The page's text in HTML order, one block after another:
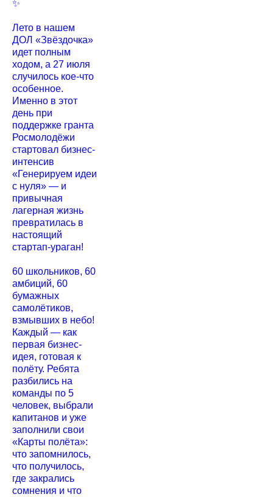
✨
Лето в нашем
ДОЛ «Звёздочка»
идет полным
ходом, а 27 июля
случилось кое-что
особенное.
Именно в этот
день при
поддержке гранта
Росмолодёжи
стартовал бизнес-
интенсив
«Генерируем идеи
с нуля» — и
привычная
лагерная жизнь
превратилась в
настоящий
стартап-ураган!
60 школьников, 60
амбиций, 60
бумажных
самолётиков,
взмывших в небо!
Каждый — как
первая бизнес-
идея, готовая к
полёту. Ребята
разбились на
команды по 5
человек, выбрали
капитанов и уже
заполнили свои
«Карты полёта»:
что запомнилось,
что получилось,
где закрались
сомнения и что